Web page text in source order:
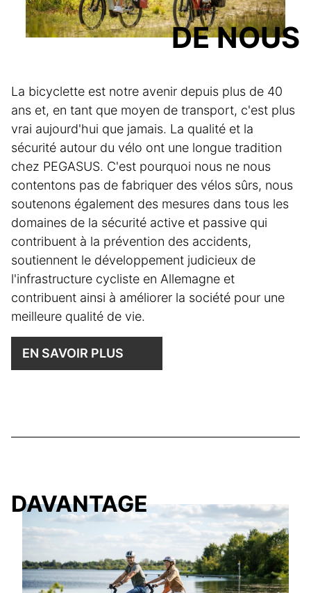
DE NOUS
La bicyclette est notre avenir depuis plus de 40
ans et, en tant que moyen de transport, c'est plus
vrai aujourd'hui que jamais. La qualité et la
sécurité autour du vélo ont une longue tradition
chez PEGASUS. C'est pourquoi nous ne nous
contentons pas de fabriquer des vélos sûrs, nous
soutenons également des mesures dans tous les
domaines de la sécurité active et passive qui
contribuent à la prévention des accidents,
soutiennent le développement judicieux de
l'infrastructure cycliste en Allemagne et
contribuent ainsi à améliorer la société pour une
meilleure qualité de vie.
EN SAVOIR PLUS
DAVANTAGE